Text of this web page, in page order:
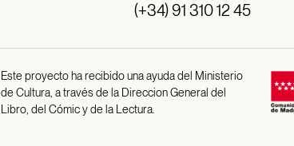
(+34) 91 310 12 45
Este proyecto ha recibido una ayuda del Ministerio
de Cultura, a través de la Direccion General del
Libro, del Cómic y de la Lectura.